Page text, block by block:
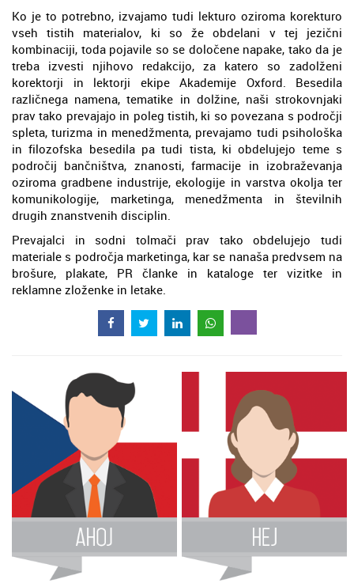
Ko je to potrebno, izvajamo tudi lekturo oziroma korekturo
vseh tistih materialov, ki so že obdelani v tej jezični
kombinaciji, toda pojavile so se določene napake, tako da je
treba izvesti njihovo redakcijo, za katero so zadolženi
korektorji in lektorji ekipe Akademije Oxford. Besedila
različnega namena, tematike in dolžine, naši strokovnjaki
prav tako prevajajo in poleg tistih, ki so povezana s področji
spleta, turizma in menedžmenta, prevajamo tudi psihološka
in filozofska besedila pa tudi tista, ki obdelujejo teme s
področij bančništva, znanosti, farmacije in izobraževanja
oziroma gradbene industrije, ekologije in varstva okolja ter
komunikologije, marketinga, menedžmenta in številnih
drugih znanstvenih disciplin.
Prevajalci in sodni tolmači prav tako obdelujejo tudi
materiale s področja marketinga, kar se nanaša predvsem na
brošure, plakate, PR članke in kataloge ter vizitke in
reklamne zloženke in letake.